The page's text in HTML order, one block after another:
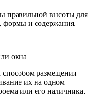
правильной высоты для
формы и содержания.
окна
размещения
их на одном
или его наличника,